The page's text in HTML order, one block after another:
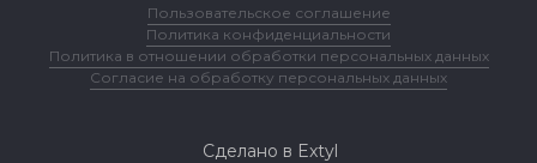
Пользовательское соглашение
Политика конфиденциальности
Политика в отношении обработки персональных данных
Согласие на обработку персональных данных
Сделано в Extyl